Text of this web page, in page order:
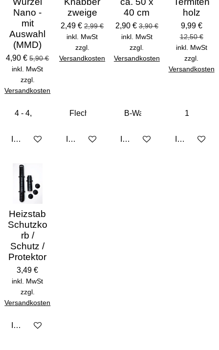
Nano -
mit
Auswahl
(MMD)
4,90 € 5,90 €
inkl. MwSt
zzgl.
Versandkosten
In den Warenkorb
zweige
2,49 € 2,99 €
inkl. MwSt
zzgl.
Versandkosten
In den Warenkorb
40 cm
2,90 € 3,90 €
inkl. MwSt
zzgl.
Versandkosten
In den Warenkorb
holz
9,99 €
12,50 €
inkl. MwSt
zzgl.
Versandkosten
In den
Heizstab
Schutzko
rb /
Schutz /
Protektor
3,49 €
inkl. MwSt
zzgl.
Versandkosten
In den Warenkorb